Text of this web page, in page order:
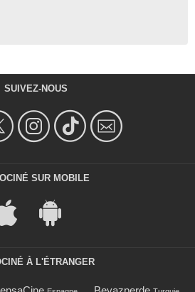
SUIVEZ-NOUS
SUR MOBILE
À L'ÉTRANGER